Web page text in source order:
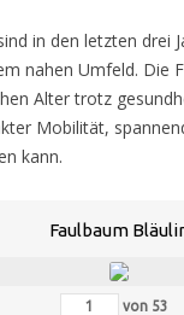
in den letzten drei
nahen Umfeld. Die
Alter trotz
Mobilität,
kann.
Faulbaum
von 53